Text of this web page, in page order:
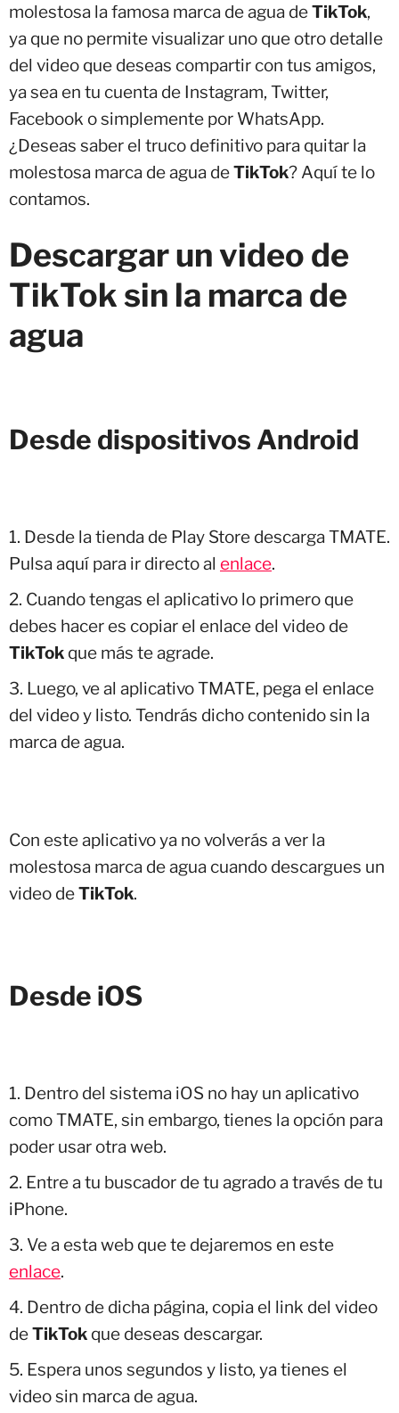
molestosa la famosa marca de agua deTikTok,
ya que no permite visualizar uno que otro detalle
del video que deseas compartir con tus amigos,
ya sea en tu cuenta de Instagram, Twitter,
Facebook o simplemente por WhatsApp.
¿Deseas saber el truco definitivo para quitar la
molestosa marca de agua deTikTok? Aquí te lo
contamos.
Descargar un video de
TikTok sin la marca de
agua
Desde dispositivos Android
Desde la tienda de Play Store descarga TMATE.
Pulsa aquí para ir directo al enlace.
Cuando tengas el aplicativo lo primero que
debes hacer es copiar el enlace del video de
TikTok que más te agrade.
Luego, ve al aplicativo TMATE, pega el enlace
del video y listo. Tendrás dicho contenido sin la
marca de agua.
Con este aplicativo ya no volverás a ver la
molestosa marca de agua cuando descargues un
video deTikTok.
Desde iOS
Dentro del sistema iOS no hay un aplicativo
como TMATE, sin embargo, tienes la opción para
poder usar otra web.
Entre a tu buscador de tu agrado a través de tu
iPhone.
Ve a esta web que te dejaremos en este
enlace.
Dentro de dicha página, copia el link del video
deTikTok que deseas descargar.
Espera unos segundos y listo, ya tienes el
video sin marca de agua.